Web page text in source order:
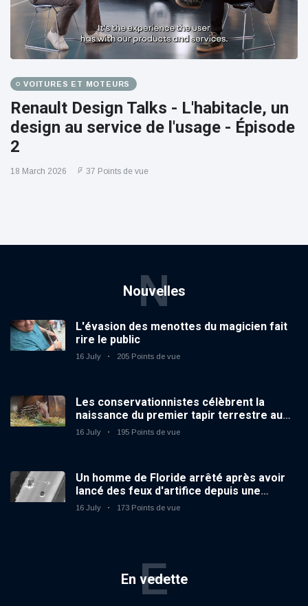
VOITURES ET MOTEURS
Renault Design Talks - L'habitacle, un
design au service de l'usage - Épisode
2
18 March 2026 37 Points de vue
Nouvelles
N
L'évasion des menottes du magicien fait
rire le public
16 July 205 Points de vue
Les conservationnistes célèbrent la
naissance du premier tapir terrestre au
zoo du Royaume-Uni depuis 14 ans
16 July 195 Points de vue
Un homme de Floride arrêté après avoir
lancé des feux d'artifice depuis une
voiture en mouvement
16 July 173 Points de vue
En vedette
E